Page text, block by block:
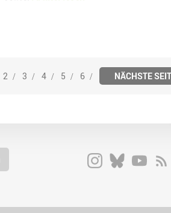
2 3 4 5 6 NÄCHSTE